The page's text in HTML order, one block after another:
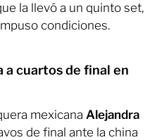
la llevó a un quinto set,
condiciones.
a cuartos de final en
mexicana Alejandra
de final ante la china